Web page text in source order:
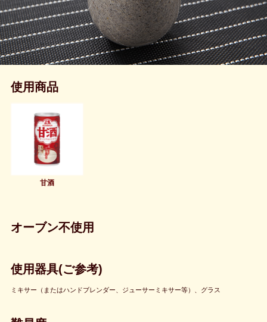
使用商品
甘酒
オーブン不使用
使用器具(ご参考)
ミキサー（またはハンドブレンダー、ジューサーミキサー等）、グラス